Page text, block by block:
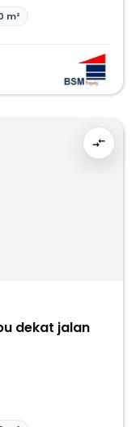
m²
dekat jalan